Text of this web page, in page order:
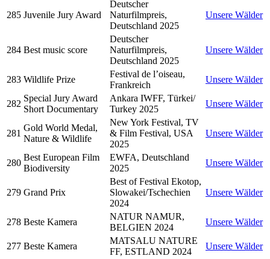
285 Juvenile Jury Award
Deutscher
Naturfilmpreis,
Deutschland 2025
Unsere Wälder
284 Best music score
Deutscher
Naturfilmpreis,
Deutschland 2025
Unsere Wälder
283 Wildlife Prize
Festival de l’oiseau,
Frankreich
Unsere Wälder
282
Special Jury Award
Short Documentary
Ankara IWFF, Türkei/
Turkey 2025
Unsere Wälder
281
Gold World Medal,
Nature & Wildlife
New York Festival, TV
& Film Festival, USA
2025
Unsere Wälder
280
Best European Film
Biodiversity
EWFA, Deutschland
2025
Unsere Wälder
279 Grand Prix
Best of Festival Ekotop,
Slowakei/Tschechien
2024
Unsere Wälder
278 Beste Kamera
NATUR NAMUR,
BELGIEN 2024
Unsere Wälder
277 Beste Kamera
MATSALU NATURE
FF, ESTLAND 2024
Unsere Wälder